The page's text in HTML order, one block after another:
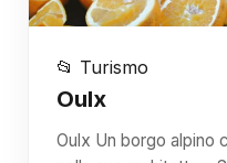
📂 Turismo
Oulx
Oulx Un borgo alpino